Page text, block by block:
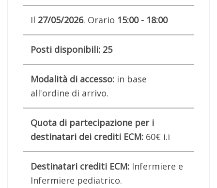
Il 27/05/2026. Orario 15:00 - 18:00
Posti disponibili: 25
Modalità di accesso: in base
all'ordine di arrivo.
Quota di partecipazione per i
destinatari dei crediti ECM: 60€ i.i
Destinatari crediti ECM: Infermiere e
Infermiere pediatrico.